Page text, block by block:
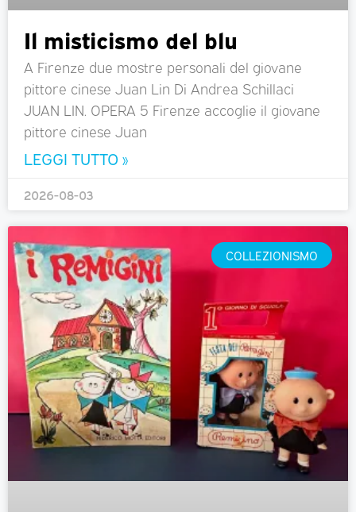
Il misticismo del blu
A Firenze due mostre personali del giovane
pittore cinese Juan Lin Di Andrea Schillaci
JUAN LIN. OPERA 5 Firenze accoglie il giovane
pittore cinese Juan
LEGGI TUTTO »
2026-08-03
COLLEZIONISMO